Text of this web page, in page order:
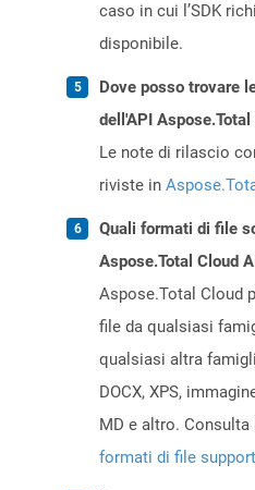
caso in cui l’SDK
disponibile.
Dove posso trovare
dell'API
Le note di rilascio
riviste in
Quali formati di file
Aspose.Total Cloud
Aspose.Total Cloud
file da qualsiasi
qualsiasi altra
DOCX, XPS,
MD e altro. Consulta
formati di file